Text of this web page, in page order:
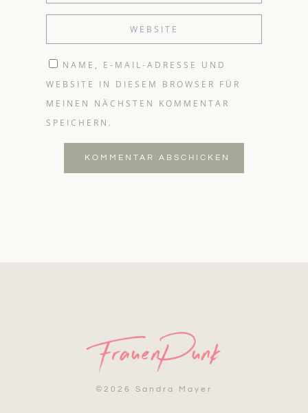
NAME, E-MAIL-ADRESSE UND
WEBSITE IN DIESEM BROWSER FÜR
MEINEN NÄCHSTEN KOMMENTAR
SPEICHERN.
KOMMENTAR ABSCHICKEN
© 2026 Sandra Mayer